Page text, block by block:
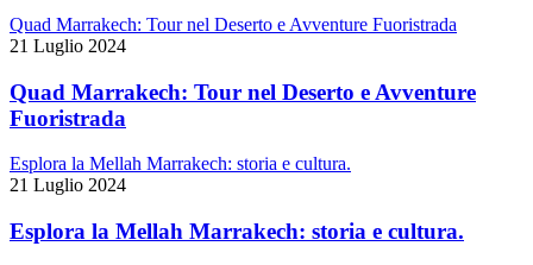
Quad Marrakech: Tour nel Deserto e Avventure Fuoristrada
21 Luglio 2024
Quad Marrakech: Tour nel Deserto e Avventure
Fuoristrada
Esplora la Mellah Marrakech: storia e cultura.
21 Luglio 2024
Esplora la Mellah Marrakech: storia e cultura.